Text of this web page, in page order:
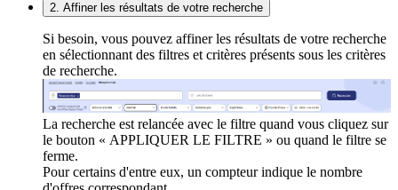
2. Affiner les résultats de votre recherche
Si besoin, vous pouvez affiner les résultats de votre recherche
en sélectionnant des filtres et critères présents sous les critères
de recherche.
La recherche est relancée avec le filtre quand vous cliquez sur
le bouton « APPLIQUER LE FILTRE » ou quand le filtre se
ferme.
Pour certains d'entre eux, un compteur indique le nombre